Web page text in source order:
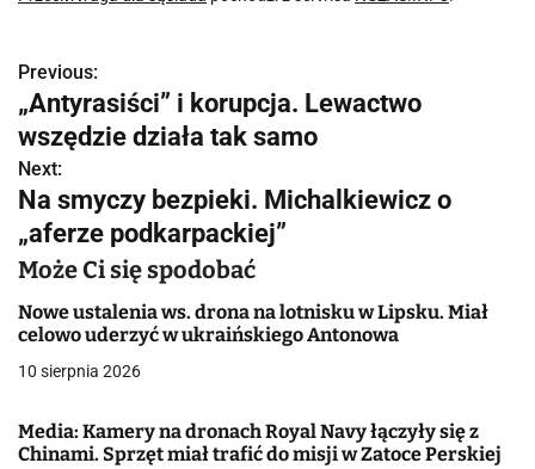
N
a
w
i
g
a
c
a
Previous:
„Antyrasiści” i korupcja. Lewactwo
wszędzie działa tak samo
Next:
Na smyczy bezpieki. Michalkiewicz o
„aferze podkarpackiej”
Może Ci się spodobać
Nowe ustalenia ws. drona na lotnisku w Lipsku. Miał
celowo uderzyć w ukraińskiego Antonowa
10 sierpnia 2026
Media: Kamery na dronach Royal Navy łączyły się z
Chinami. Sprzęt miał trafić do misji w Zatoce Perskiej